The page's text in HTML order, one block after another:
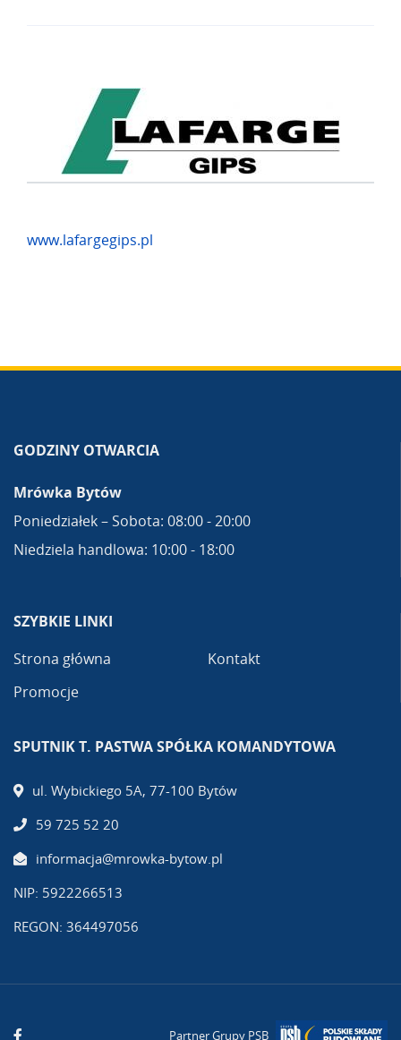
www.lafargegips.pl
GODZINY OTWARCIA
Mrówka Bytów
Poniedziałek – Sobota: 08:00 - 20:00
Niedziela handlowa: 10:00 - 18:00
SZYBKIE LINKI
Strona główna
Promocje
Kontakt
SPUTNIK T. PASTWA SPÓŁKA KOMANDYTOWA
ul. Wybickiego 5A, 77-100 Bytów
59 725 52 20
informacja@mrowka-bytow.pl
NIP: 5922266513
REGON: 364497056
Partner Grupy PSB